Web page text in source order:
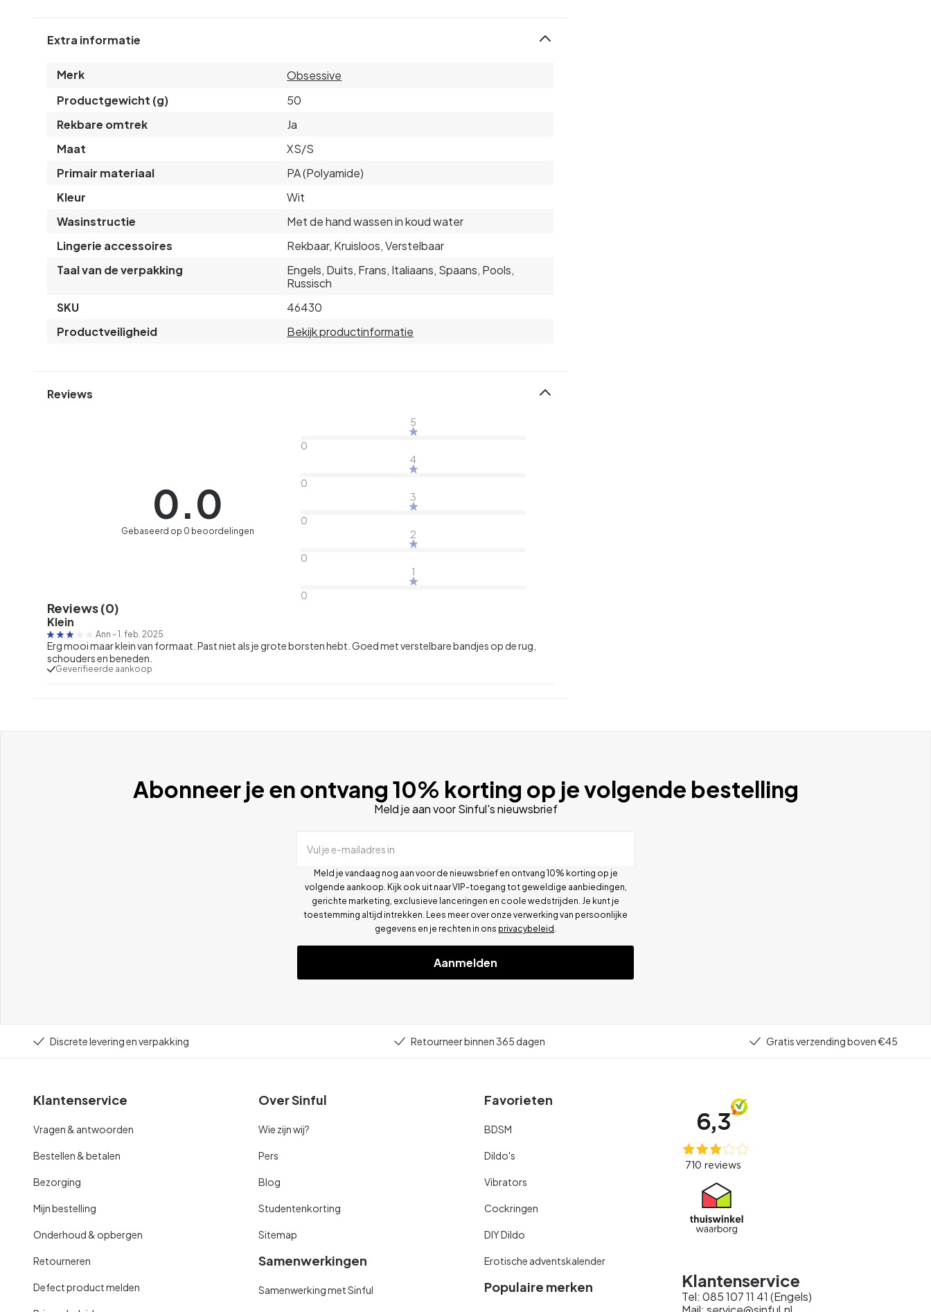
Extra informatie
Merk
Obsessive
Productgewicht (g)
50
Rekbare omtrek
Ja
Maat
XS/S
Primair materiaal
PA (Polyamide)
Kleur
Wit
Wasinstructie
Met de hand wassen in koud water
Lingerie accessoires
Rekbaar, Kruisloos, Verstelbaar
Taal van de verpakking
Engels, Duits, Frans, Italiaans, Spaans, Pools,
Russisch
SKU
46430
Productveiligheid
Bekijk productinformatie
Reviews
0.0
Gebaseerd op 0 beoordelingen
5
0
4
0
3
0
2
0
1
0
Reviews (0)
Klein
Ann - 1. feb. 2025
Erg mooi maar klein van formaat. Past niet als je grote borsten hebt. Goed met verstelbare bandjes op de rug,
schouders en beneden.
Geverifieerde aankoop
Abonneer je en ontvang 10% korting op je volgende bestelling
Meld je aan voor Sinful's nieuwsbrief
Vul je e-mailadres in
Meld je vandaag nog aan voor de nieuwsbrief en ontvang 10% korting op je
volgende aankoop. Kijk ook uit naar VIP-toegang tot geweldige aanbiedingen,
gerichte marketing, exclusieve lanceringen en coole wedstrijden. Je kunt je
toestemming altijd intrekken. Lees meer over onze verwerking van persoonlijke
gegevens en je rechten in ons privacybeleid
Aanmelden
Discrete levering en verpakking Retourneer binnen 365 dagen Gratis verzending boven €45
Klantenservice
Vragen & antwoorden
Bestellen & betalen
Bezorging
Mijn bestelling
Onderhoud & opbergen
Retourneren
Defect product melden
Over Sinful
Wie zijn wij?
Pers
Blog
Studentenkorting
Sitemap
Samenwerkingen
Samenwerking met Sinful
Favorieten
BDSM
Dildo's
Vibrators
Cockringen
DIY Dildo
Erotische adventskalender
Populaire merken Klantenservice
Tel: 085 107 11 41 (Engels)